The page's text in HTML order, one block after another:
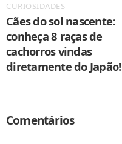
CURIOSIDADES
Cães do sol nascente:
conheça 8 raças de
cachorros vindas
diretamente do Japão!
Comentários